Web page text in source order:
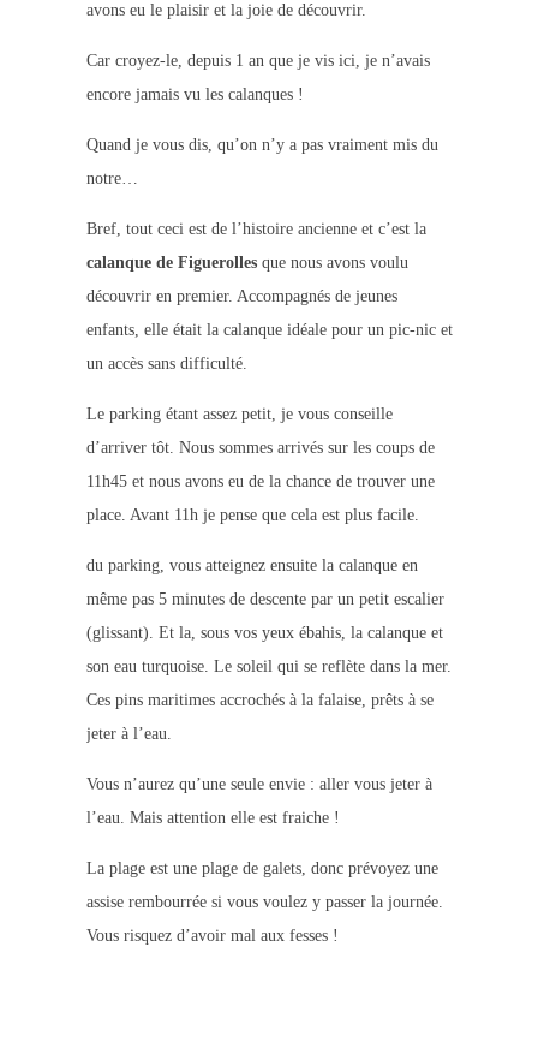
avons eu le plaisir et la joie de découvrir.
Car croyez-le, depuis 1 an que je vis ici, je n’avais
encore jamais vu les calanques !
Quand je vous dis, qu’on n’y a pas vraiment mis du
notre…
Bref, tout ceci est de l’histoire ancienne et c’est la
calanque de Figuerollesque nous avons voulu
découvrir en premier. Accompagnés de jeunes
enfants, elle était la calanque idéale pour un pic-nic et
un accès sans difficulté.
Le parking étant assez petit, je vous conseille
d’arriver tôt. Nous sommes arrivés sur les coups de
11h45 et nous avons eu de la chance de trouver une
place. Avant 11h je pense que cela est plus facile.
du parking, vous atteignez ensuite la calanque en
même pas 5 minutes de descente par un petit escalier
(glissant). Et la, sous vos yeux ébahis, la calanque et
son eau turquoise. Le soleil qui se reflète dans la mer.
Ces pins maritimes accrochés à la falaise, prêts à se
jeter à l’eau.
Vous n’aurez qu’une seule envie : aller vous jeter à
l’eau. Mais attention elle est fraiche !
La plage est une plage de galets, donc prévoyez une
assise rembourrée si vous voulez y passer la journée.
Vous risquez d’avoir mal aux fesses !